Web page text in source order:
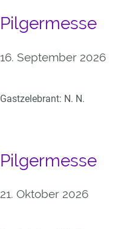
Pilgermesse
16. September 2026
Gastzelebrant: N. N.
Pilgermesse
21. Oktober 2026